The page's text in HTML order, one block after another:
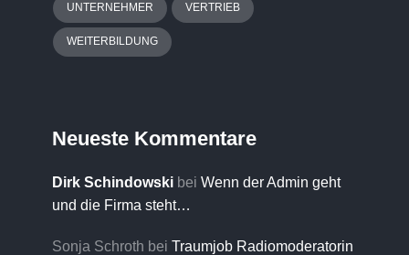
UNTERNEHMER VERTRIEB
WEITERBILDUNG
Neueste Kommentare
Dirk Schindowski bei Wenn der Admin geht
und die Firma steht…
Sonja Schroth bei Traumjob Radiomoderatorin